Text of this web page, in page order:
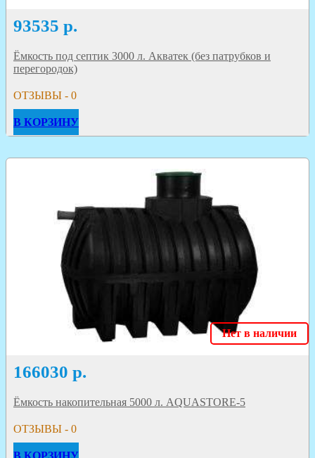
93535 р.
Ёмкость под септик 3000 л. Акватек (без патрубков и
перегородок)
ОТЗЫВЫ - 0
В КОРЗИНУ
Нет в наличии
166030 р.
Ёмкость накопительная 5000 л. AQUASTORE-5
ОТЗЫВЫ - 0